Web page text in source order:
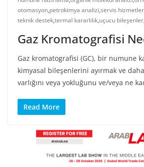
otomasyon,petrokimya analizi,servis
teknik destek,termal kararlılık,uçucu bileşenler,
Gaz Kromatografisi
Gaz kromatografisi (GC), bir numune
kimyasal bileşenlerini ayırmak ve
varlığını veya yokluğunu ve/veya ne
Read More